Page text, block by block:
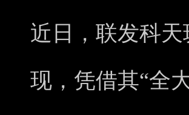
近日，联发科
现，凭借其“全